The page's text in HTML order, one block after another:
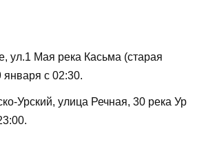
ул.1 Мая река Касьма (старая
января с 02:30.
Урский, улица Речная, 30 река Ур